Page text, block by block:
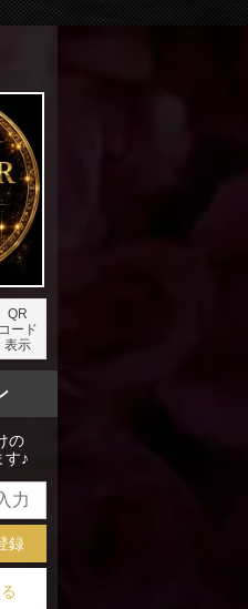
QR
コード
表示
の
す♪
録